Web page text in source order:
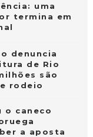
uma
termina em
denuncia
de Rio
são
rodeio
o caneco
a aposta